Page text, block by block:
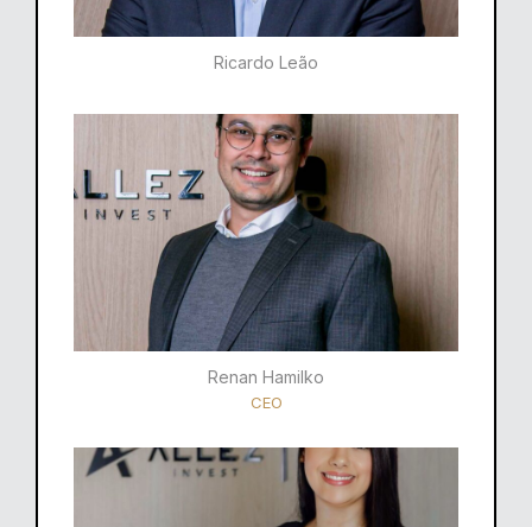
Ricardo Leão​
Renan Hamilko​
CEO